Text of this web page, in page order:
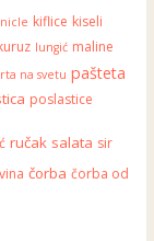
kiflice kiseli
lungić maline
na svetu pašteta
poslastice
ručak salata sir
čorba čorba od